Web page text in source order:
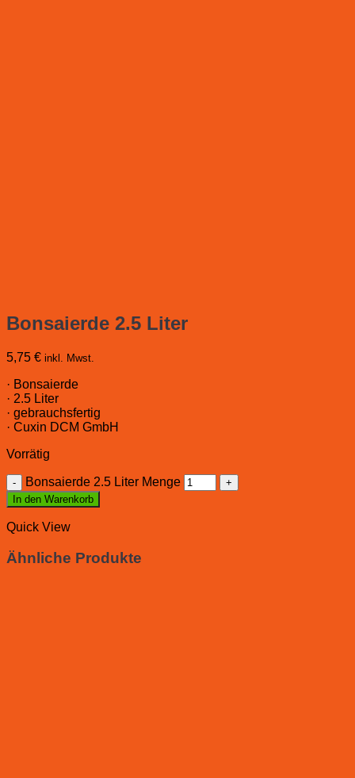
Bonsaierde 2.5 Liter
5,75 € inkl. Mwst.
· Bonsaierde
· 2.5 Liter
· gebrauchsfertig
· Cuxin DCM GmbH
Vorrätig
Bonsaierde 2.5 Liter Menge
In den Warenkorb
Quick View
Ähnliche Produkte